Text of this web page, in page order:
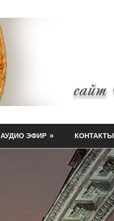
АУДИО ЭФИР КОНТАКТЫ